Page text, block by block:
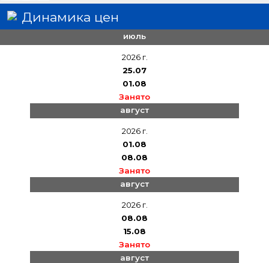
Динамика цен
июль
2026 г.
25.07
01.08
Занято
август
2026 г.
01.08
08.08
Занято
август
2026 г.
08.08
15.08
Занято
август